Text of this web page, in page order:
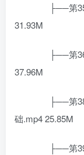
├──第35
31.93M
├──第36
37.96M
├──第38
础.mp4 25.85M
├──第39